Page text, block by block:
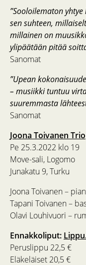
”Sooloilematon
sen suhteen,
millainen on
ylipäätään pitää
Sanomat
”Upean
– musiikki tuntuu
suuremmasta
Sanomat
Joona Toivanen Trio
Pe 25.3.2022 klo 19
Move-sali, Logomo
Junakatu 9, Turku
Joona Toivanen –
Tapani Toivanen –
Olavi Louhivuori –
Ennakkoliput:
Peruslippu 22,5 €
Eläkeläiset 20,5 €